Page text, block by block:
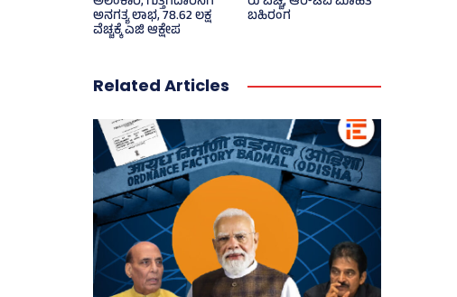
ಅನಗತ್ಯ ಲಾಭ, 78.62 ಲಕ್ಷ
ವೆಚ್ಚಕ್ಕೆ ಎಜಿ ಆಕ್ಷೇಪ
ಬಹಿರಂಗ
Related Articles